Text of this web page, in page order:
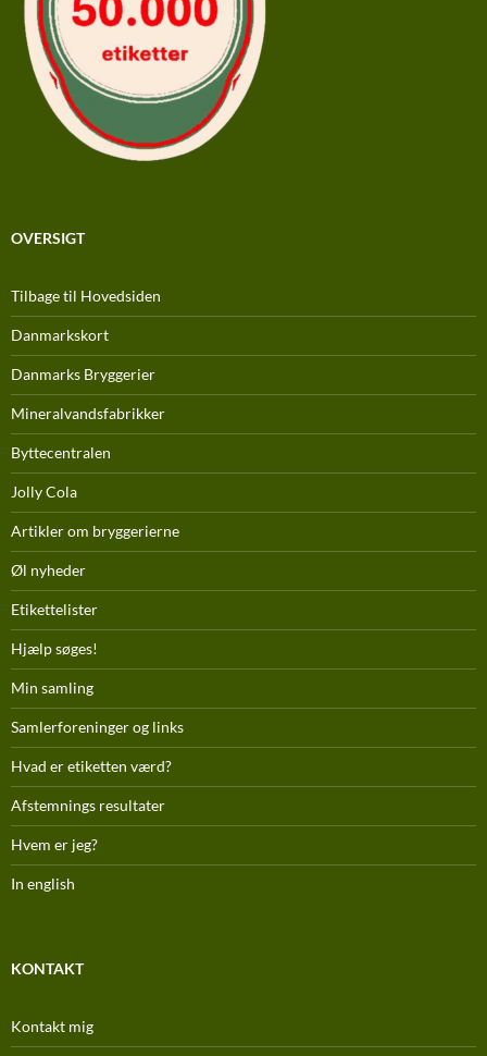
OVERSIGT
Tilbage til Hovedsiden
Danmarkskort
Danmarks Bryggerier
Mineralvandsfabrikker
Byttecentralen
Jolly Cola
Artikler om bryggerierne
Øl nyheder
Etikettelister
Hjælp søges!
Min samling
Samlerforeninger og links
Hvad er etiketten værd?
Afstemnings resultater
Hvem er jeg?
In english
KONTAKT
Kontakt mig